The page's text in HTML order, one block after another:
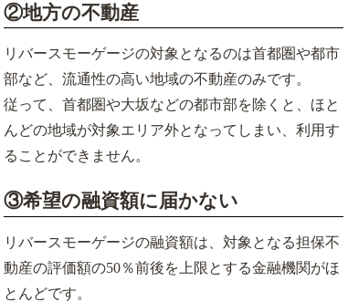
②地方の不動産
リバースモーゲージの対象となるのは首都圏や都市
部など、流通性の高い地域の不動産のみです。
従って、首都圏や大坂などの都市部を除くと、ほと
んどの地域が対象エリア外となってしまい、利用す
ることができません。
③希望の融資額に届かない
リバースモーゲージの融資額は、対象となる担保不
動産の評価額の50％前後を上限とする金融機関がほ
とんどです。